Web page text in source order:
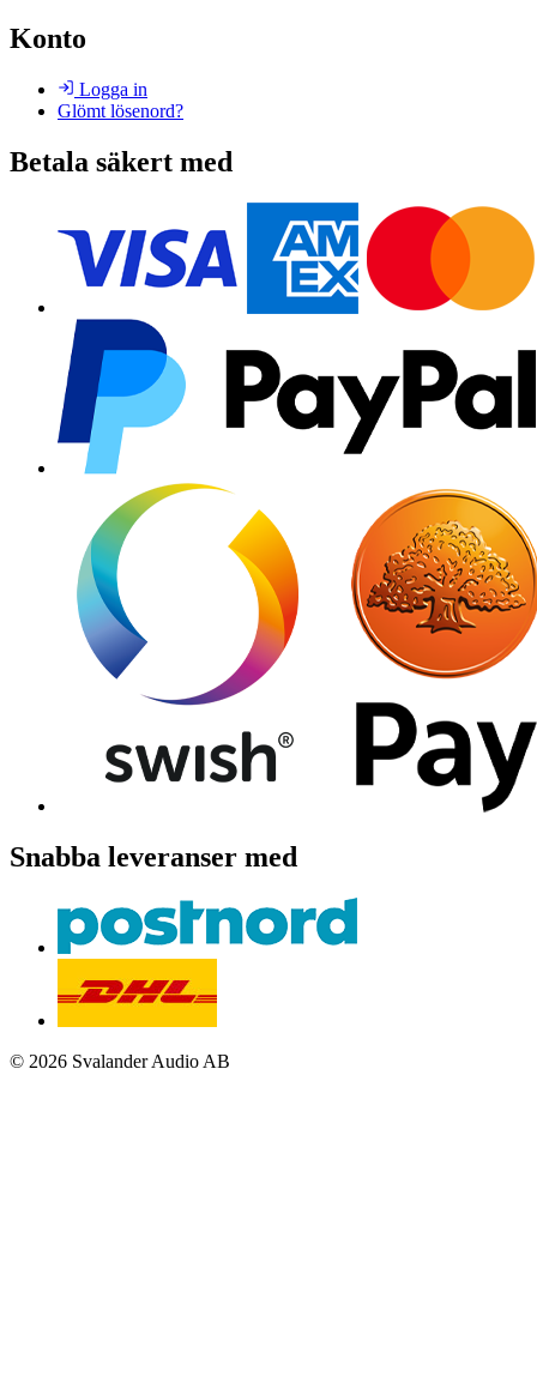
Konto
Logga in
Glömt lösenord?
Betala säkert med
Snabba leveranser med
© 2026 Svalander Audio AB